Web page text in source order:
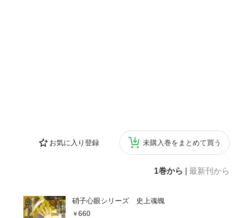
お気に入り登録 未購入巻をまとめて買う
1巻から 最新刊から
硝子心眼シリーズ 史上魂魄
660